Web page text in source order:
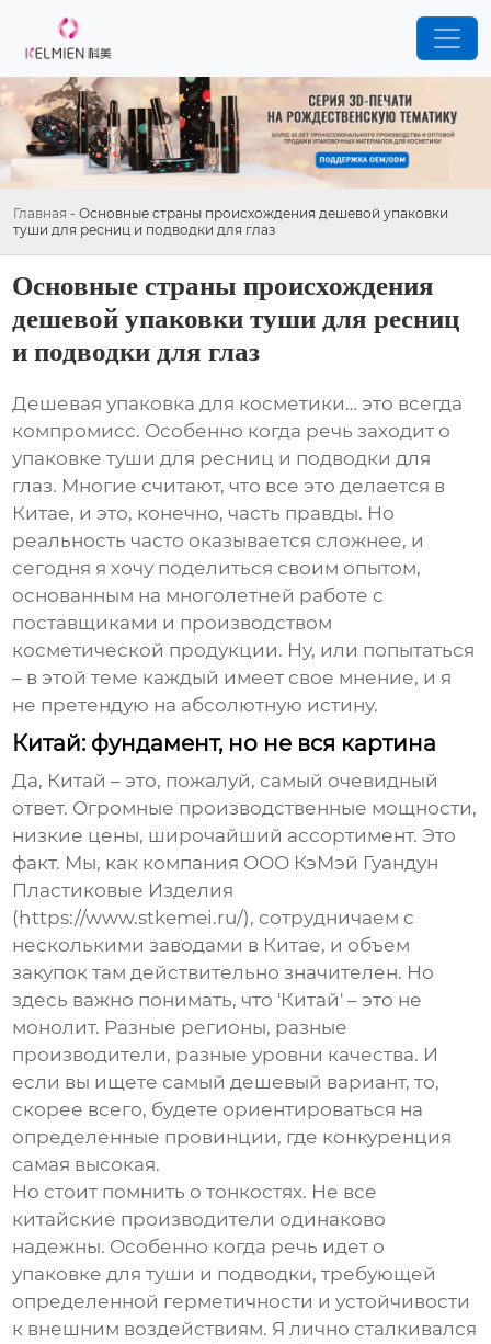
Главная - Основные страны происхождения дешевой упаковки
туши для ресниц и подводки для глаз
Основные страны происхождения
дешевой упаковки туши для ресниц
и подводки для глаз
Дешевая упаковка для косметики… это всегда
компромисс. Особенно когда речь заходит о
упаковке туши для ресниц и подводки для
глаз. Многие считают, что все это делается в
Китае, и это, конечно, часть правды. Но
реальность часто оказывается сложнее, и
сегодня я хочу поделиться своим опытом,
основанным на многолетней работе с
поставщиками и производством
косметической продукции. Ну, или попытаться
– в этой теме каждый имеет свое мнение, и я
не претендую на абсолютную истину.
Китай: фундамент, но не вся картина
Да, Китай – это, пожалуй, самый очевидный
ответ. Огромные производственные мощности,
низкие цены, широчайший ассортимент. Это
факт. Мы, как компания ООО КэМэй Гуандун
Пластиковые Изделия
(https://www.stkemei.ru/), сотрудничаем с
несколькими заводами в Китае, и объем
закупок там действительно значителен. Но
здесь важно понимать, что 'Китай' – это не
монолит. Разные регионы, разные
производители, разные уровни качества. И
если вы ищете самый дешевый вариант, то,
скорее всего, будете ориентироваться на
определенные провинции, где конкуренция
самая высокая.
Но стоит помнить о тонкостях. Не все
китайские производители одинаково
надежны. Особенно когда речь идет о
упаковке для туши и подводки, требующей
определенной герметичности и устойчивости
к внешним воздействиям. Я лично сталкивался